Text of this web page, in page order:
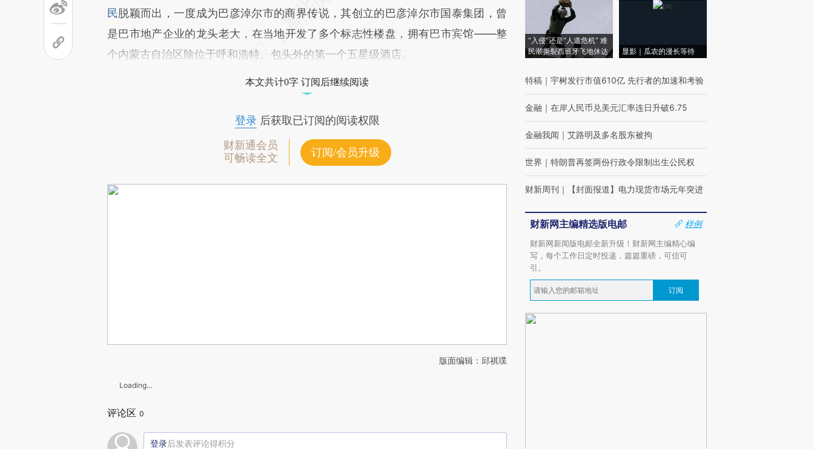
民脱颖而出，一度成为巴彦淖尔市的商界传说，其创立的巴彦淖尔市国泰集团，曾
是巴市地产企业的龙头老大，在当地开发了多个标志性楼盘，拥有巴市宾馆——整
个内蒙古自治区除位于呼和浩特、包头外的第一个五星级酒店。
本文共计0字 订阅后继续阅读
登录后获取已订阅的阅读权限
财新通会员
可畅读全文
订阅/会员升级
版面编辑：邱祺璞
Loading...
评论区 0
登录后发表评论得积分
“入侵”还是“人道危机” 难
民潮撕裂西班牙飞地休达
显影｜瓜农的漫长等待
特稿 ｜ 宇树发行市值610亿 先行者的加速和考验
金融 ｜ 在岸人民币兑美元汇率连日升破6.75
金融我闻 ｜ 艾路明及多名股东被拘
世界 ｜ 特朗普再签两份行政令限制出生公民权
财新周刊 ｜ 【封面报道】电力现货市场元年突进
财新网主编精选版电邮
样例
财新网新闻版电邮全新升级！财新网主编精心编
写，每个工作日定时投递，篇篇重磅，可信可
引。
订阅